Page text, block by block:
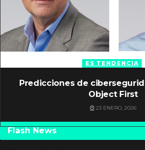
ES TENDENCIA
Predicciones de
Object First
23 ENERO, 2026
Flash News